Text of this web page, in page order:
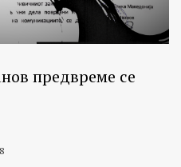
предвреме се